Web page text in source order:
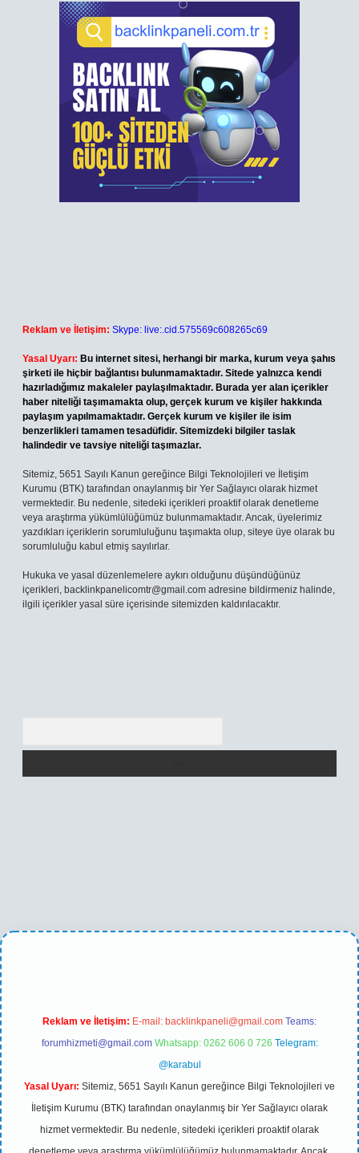
Reklam ve İletişim: Skype: live:.cid.575569c608265c69
Yasal Uyarı: Bu internet sitesi, herhangi bir marka, kurum veya şahıs
şirketi ile hiçbir bağlantısı bulunmamaktadır. Sitede yalnızca kendi
hazırladığımız makaleler paylaşılmaktadır. Burada yer alan içerikler
haber niteliği taşımamakta olup, gerçek kurum ve kişiler hakkında
paylaşım yapılmamaktadır. Gerçek kurum ve kişiler ile isim
benzerlikleri tamamen tesadüfidir. Sitemizdeki bilgiler taslak
halindedir ve tavsiye niteliği taşımazlar.
Sitemiz, 5651 Sayılı Kanun gereğince Bilgi Teknolojileri ve İletişim
Kurumu (BTK) tarafından onaylanmış bir Yer Sağlayıcı olarak hizmet
vermektedir. Bu nedenle, sitedeki içerikleri proaktif olarak denetleme
veya araştırma yükümlülüğümüz bulunmamaktadır. Ancak, üyelerimiz
yazdıkları içeriklerin sorumluluğunu taşımakta olup, siteye üye olarak bu
sorumluluğu kabul etmiş sayılırlar.
Hukuka ve yasal düzenlemelere aykırı olduğunu düşündüğünüz
içerikleri, backlinkpanelicomtr@gmail.com adresine bildirmeniz halinde,
ilgili içerikler yasal süre içerisinde sitemizden kaldırılacaktır.
betexper yeni giriş
Reklam ve İletişim: E-mail: backlinkpaneli@gmail.com Teams:
forumhizmeti@gmail.com Whatsapp: 0262 606 0 726 Telegram:
@karabul
Yasal Uyarı: Sitemiz, 5651 Sayılı Kanun gereğince Bilgi Teknolojileri ve
İletişim Kurumu (BTK) tarafından onaylanmış bir Yer Sağlayıcı olarak
hizmet vermektedir. Bu nedenle, sitedeki içerikleri proaktif olarak